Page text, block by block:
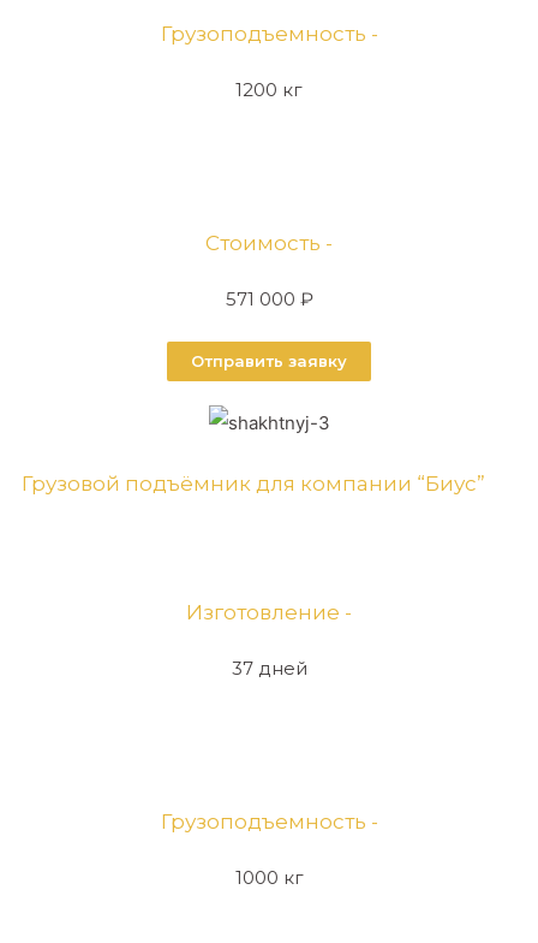
Грузоподъемность -
1200 кг
Стоимость -
571 000 ₽
Отправить заявку
Грузовой подъёмник для компании “Биус”
Изготовление -
37 дней
Грузоподъемность -
1000 кг